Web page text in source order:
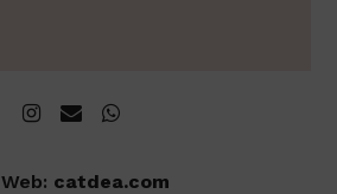
Instagram
EmailWhatsapp
Web: catdea.com